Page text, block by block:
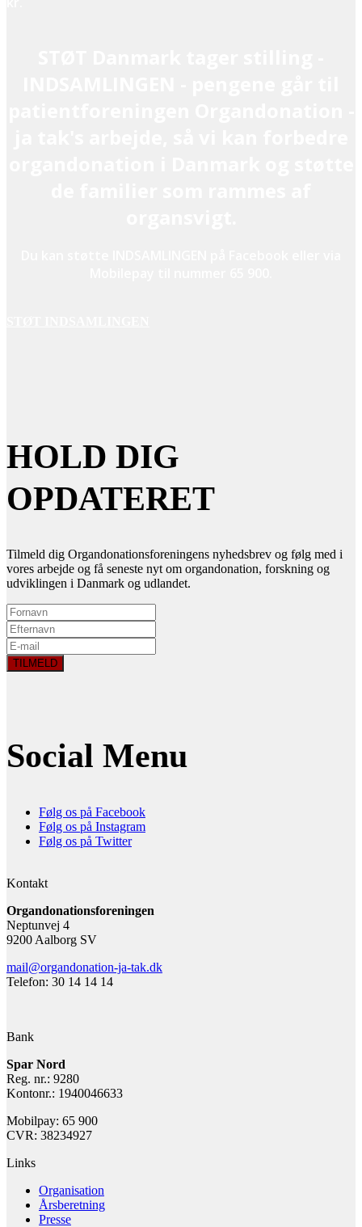
HOLD DIG
OPDATERET
Tilmeld dig Organdonationsforeningens nyhedsbrev og følg med i
vores arbejde og få seneste nyt om organdonation, forskning og
udviklingen i Danmark og udlandet.
Social Menu
Følg os på Facebook
Følg os på Instagram
Følg os på Twitter
Kontakt
Organdonationsforeningen
Neptunvej 4
9200 Aalborg SV
mail@organdonation-ja-tak.dk
Telefon: 30 14 14 14
Bank
Spar Nord
Reg. nr.: 9280
Kontonr.: 1940046633
Mobilpay: 65 900
CVR: 38234927
Links
Organisation
Årsberetning
Presse